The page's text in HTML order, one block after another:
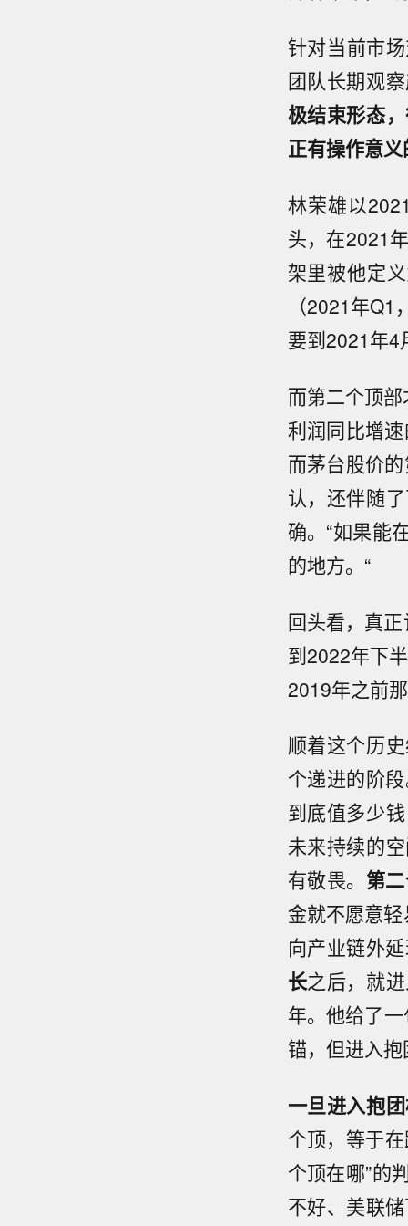
针对当前市
团队长期观
极结束形态
正有操作意
林荣雄以
头，在2021
架里被他定
（2021年
要到2021年4
而第二个顶
利润同比增
而茅台股价
认，还伴随
确。“如果能
的地方。“
回头看，真
到2022年下
2019年之前
顺着这个历
个递进的阶
到底值多少
未来持续的
有敬畏。 第
金就不愿意
向产业链外
长之后，就
年。他给了
锚，但进入
一旦进入抱
个顶，等于
个顶在哪”的
不好、美联